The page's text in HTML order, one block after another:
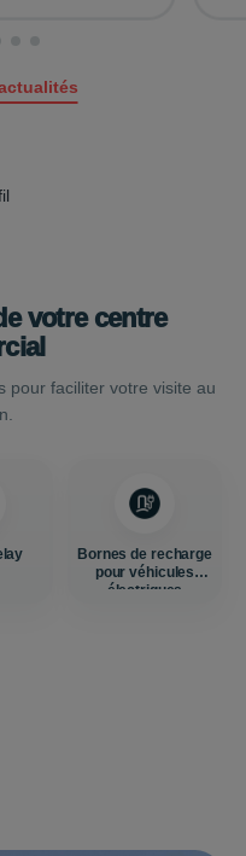
votre centre
pour faciliter votre visite au
Bornes de recharge
pour véhicules
électriques